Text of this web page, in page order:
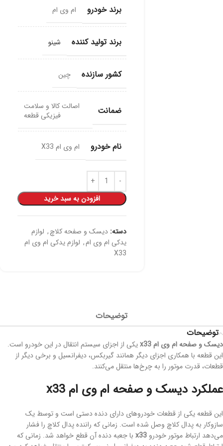
برند خودرو ام وی ام
برند تولید کننده شینو
کشور سازنده چین
ضمانت
اصالت کالا و سلامت
فیزیکی قطعه
نام خودرو ام وی ام X33
افزودن به سبد خرید
دسته: دیسک و صفحه کلاچ, لوازم
یدکی ام وی ام, لوازم یدکی ام وی ام
X33
توضیحات
توضیحات
دیسک و صفحه ‌ام وی ام
یکی از اجزای سیستم انتقال در این خودرو است.
این قطعه با همکاری اجزای دیگر همانند گیربکس، دیفرانسیل و برخی دیگر از
قطعات، قدرت موتور را به چرخ‌ها منتقل می‌کنند.
عملکرد دیسک و صفحه ‌ام وی ام x33
این قطعه یکی از قطعات خودروهای دارای دنده دستی است و توسط یک
سازوکار به پدال کلاچ وصل شده است. زمانی که راننده پدال کلاچ را فشار
می‌دهد ارتباط موتور خودرو x33 با جعبه دنده آن قطع خواهد شد. زمانی که